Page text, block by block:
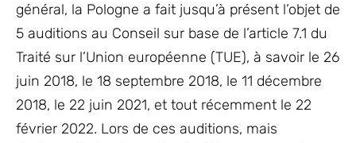
général, la Pologne a fait jusqu’à présent l’objet de
5 auditions au Conseil sur base de l’article 7.1 du
Traité sur l’Union européenne (TUE), à savoir le 26
juin 2018, le 18 septembre 2018, le 11 décembre
2018, le 22 juin 2021, et tout récemment le 22
février 2022. Lors de ces auditions, mais